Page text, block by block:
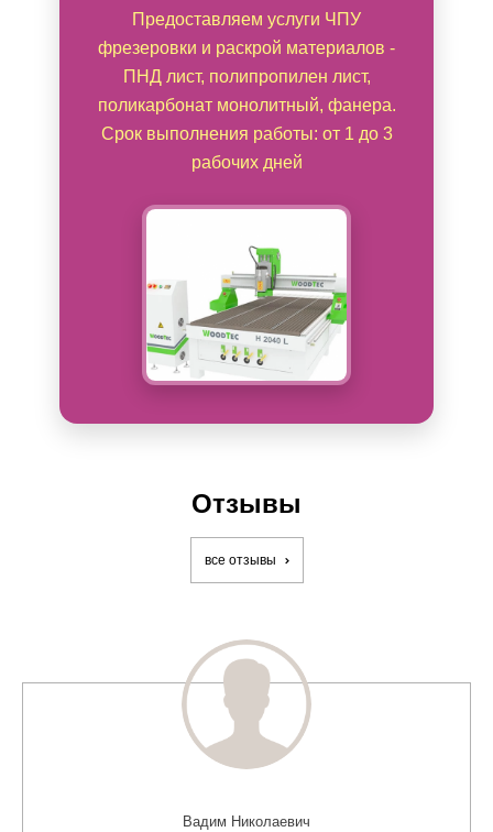
Предоставляем услуги ЧПУ
фрезеровки и раскрой материалов -
ПНД лист, полипропилен лист,
поликарбонат монолитный, фанера.
Срок выполнения работы: от 1 до 3
рабочих дней
Отзывы
все отзывы
Вадим Николаевич